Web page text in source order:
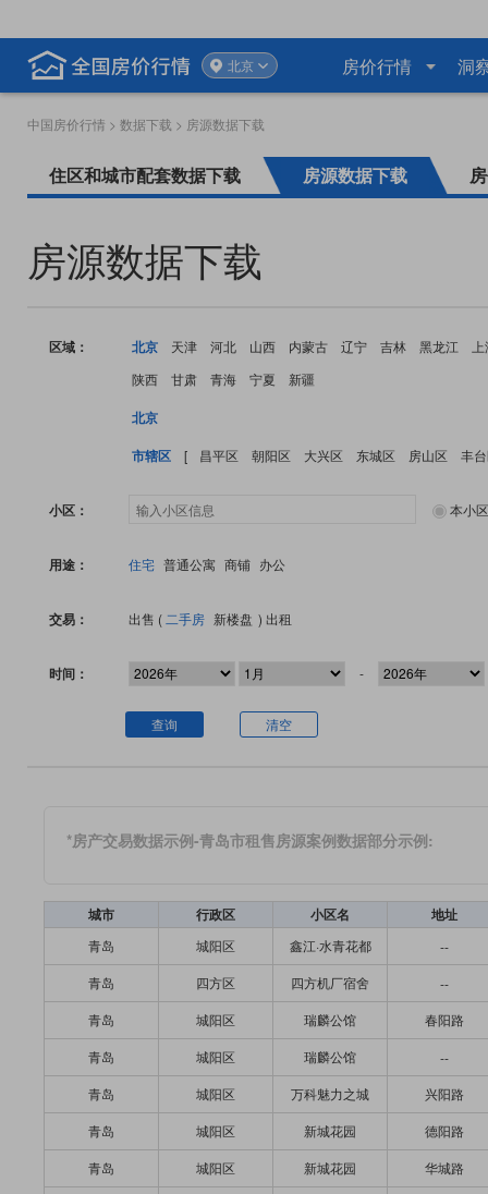
北京 房价行情 洞
中国房价行情 > 数据下载 > 房源数据下载
住区和城市配套数据下载 房源数据下载
房源数据下载
区域： 北京 天津 河北 山西 内蒙古 辽宁 吉林 黑龙江
陕西
甘肃 青海 宁夏 新疆
北京
市辖区
[ 昌平区 朝阳区 大兴区 东城区 房山区 丰
小区： 本小区
用途： 住宅 普通公寓 商铺 办公
交易： 出售 ( 二手房 新楼盘 ) 出租
时间： -
查询 清空
*房产交易数据示例-青岛市租售房源案例数据部分示例:
城市 行政区 小区名 地址
青岛 城阳区 鑫江·水青花都
--
青岛
四方区 四方机厂宿舍
--
青岛
城阳区 瑞麟公馆
春阳路
青岛
城阳区 瑞麟公馆
--
青岛
城阳区 万科魅力之城
兴阳路
青岛
城阳区 新城花园
德阳路
青岛
城阳区 新城花园
华城路